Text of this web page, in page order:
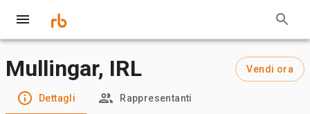
Mullingar, IRL Vendi ora
Dettagli Rappresentanti